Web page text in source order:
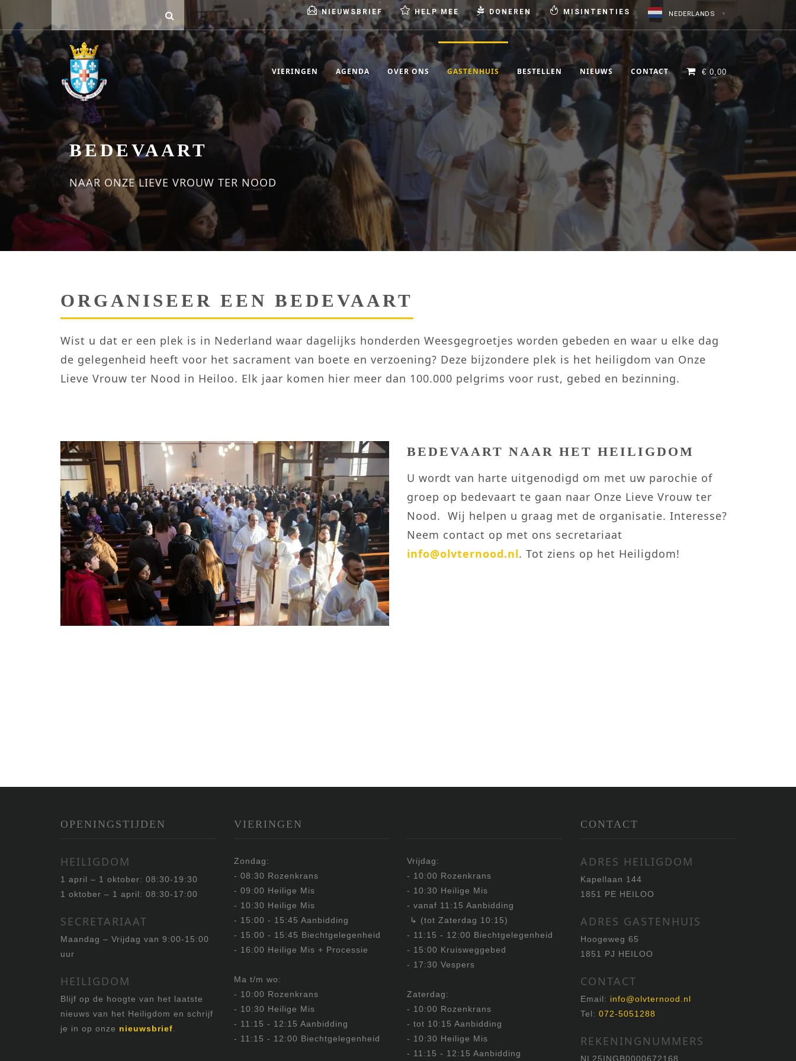
NIEUWSBRIEF HELP MEE DONEREN MISINTENTIES NEDERLANDS ▼
VIERINGEN AGENDA OVER ONS GASTENHUIS BESTELLEN NIEUWS CONTACT € 0,00
BEDEVAART
NAAR ONZE LIEVE VROUW TER NOOD
ORGANISEER EEN BEDEVAART
Wist u dat er een plek is in Nederland waar dagelijks honderden Weesgegroetjes worden gebeden en waar u elke dag
de gelegenheid heeft voor het sacrament van boete en verzoening? Deze bijzondere plek is het heiligdom van Onze
Lieve Vrouw ter Nood in Heiloo. Elk jaar komen hier meer dan 100.000 pelgrims voor rust, gebed en bezinning.
BEDEVAART NAAR HET HEILIGDOM
U wordt van harte uitgenodigd om met uw parochie of
groep op bedevaart te gaan naar Onze Lieve Vrouw ter
Nood. Wij helpen u graag met de organisatie. Interesse?
Neem contact op met ons secretariaat
info@olvternood.nl. Tot ziens op het Heiligdom!
OPENINGSTIJDEN
HEILIGDOM
1 april – 1 oktober: 08:30-19:30
1 oktober – 1 april: 08:30-17:00
SECRETARIAAT
Maandag – Vrijdag van 9:00-15:00
uur
HEILIGDOM
Blijf op de hoogte van het laatste
nieuws van het Heiligdom en schrijf
je in op onze nieuwsbrief
VIERINGEN
Zondag:
- 08:30 Rozenkrans
- 09:00 Heilige Mis
- 10:30 Heilige Mis
- 15:00 - 15:45 Aanbidding
- 15:00 - 15:45 Biechtgelegenheid
- 16:00 Heilige Mis + Processie
Ma t/m wo:
- 10:00 Rozenkrans
- 10:30 Heilige Mis
- 11:15 - 12:15 Aanbidding
- 11:15 - 12:00 Biechtgelegenheid
Vrijdag:
- 10:00 Rozenkrans
- 10:30 Heilige Mis
- vanaf 11:15 Aanbidding
↳ (tot Zaterdag 10:15)
- 11:15 - 12:00 Biechtgelegenheid
- 15:00 Kruisweggebed
- 17:30 Vespers
Zaterdag:
- 10:00 Rozenkrans
- tot 10:15 Aanbidding
- 10:30 Heilige Mis
- 11:15 - 12:15 Aanbidding
CONTACT
ADRES HEILIGDOM
Kapellaan 144
1851 PE HEILOO
ADRES GASTENHUIS
Hoogeweg 65
1851 PJ HEILOO
CONTACT
Email: info@olvternood.nl
Tel: 072-5051288
REKENINGNUMMERS
NL25INGB0000672168